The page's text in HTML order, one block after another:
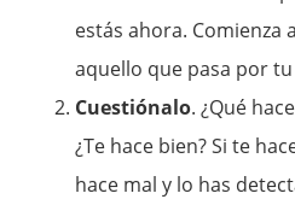
estás ahora. Comienza
aquello que pasa por tu
Cuestiónalo. ¿Qué
¿Te hace bien? Si te
hace mal y lo has